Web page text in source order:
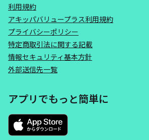
利用規約
アキッパバリュープラス利用規約
プライバシーポリシー
特定商取引法に関する記載
情報セキュリティ基本方針
外部送信先一覧
アプリでもっと簡単に